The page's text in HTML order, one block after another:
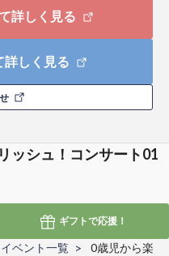
詳しく見る
詳しく見る
ッシュ！コンサート01
ギフトで応援！
イベント一覧
0歳児から楽